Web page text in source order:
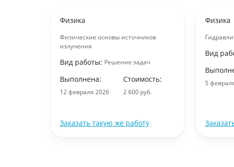
Физика
Физические основы источников
излучения
Вид работы: Решение задач
Выполнена:
12 февраля 2026
Стоимость:
2 600 руб.
Заказать такую же работу
Физика
Вид
5